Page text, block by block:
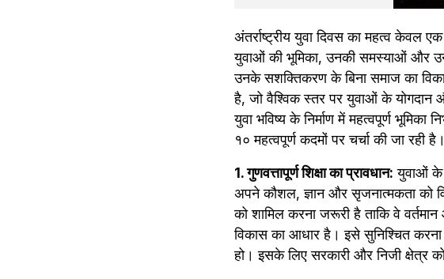
अंतर्राष्ट्रीय युवा दिवस का महत्व केवल
युवाओं की भूमिका, उनकी समस्याओं और
उनके सशक्तिकरण के बिना समाज का
है, जो वैश्विक स्तर पर युवाओं के
युवा भविष्य के निर्माण में महत्वपूर्ण
१० महत्वपूर्ण कदमों पर चर्चा की जा रही है।
1. गुणवत्तापूर्ण शिक्षा का प्रावधान: युवाओं के
अपने कौशल, ज्ञान और सृजनात्मकता को
को शामिल करना जरूरी है ताकि वे
विकास का आधार है। इसे सुनिश्चित करना
हो। इसके लिए सरकारी और निजी क्षेत्र